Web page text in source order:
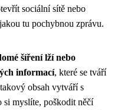
sociální sítě nebo
tu pochybnou zprávu.
šíření lží nebo
informací, které se tváří
obsah vytváří s
si myslíte, poškodit něčí